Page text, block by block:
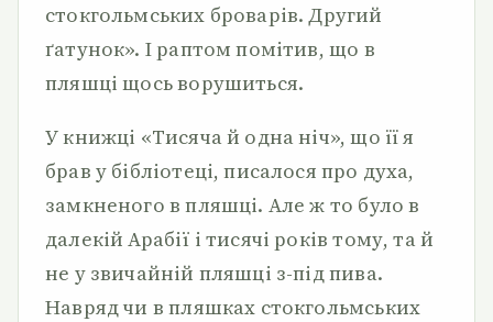
стокгольмських броварів. Другий
ґатунок». І раптом помітив, що в
пляшці щось ворушиться.
У книжці «Тисяча й одна ніч», що її я
брав у бібліотеці, писалося про духа,
замкненого в пляшці. Але ж то було в
далекій Арабії і тисячі років тому, та й
не у звичайній пляшці з-під пива.
Навряд чи в пляшках стокгольмських